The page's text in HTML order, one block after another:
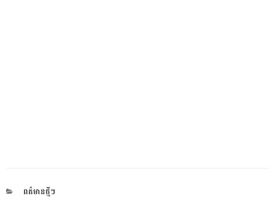
CATEGORIES
ពត៌មានថ្មីៗ